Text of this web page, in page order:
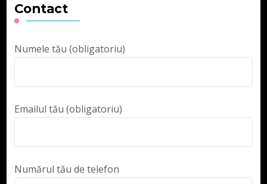
Contact
Numele tău (obligatoriu)
Emailul tău (obligatoriu)
Numărul tău de telefon